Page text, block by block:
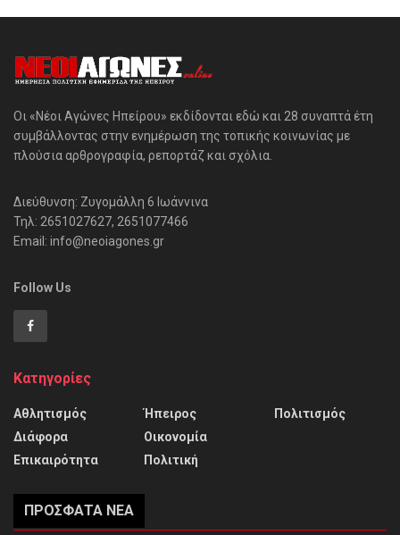
Οι «Νέοι Αγώνες Ηπείρου» εκδίδονται εδώ και 28 συναπτά έτη
συμβάλλοντας στην ενημέρωση της τοπικής κοινωνίας με
πλούσια αρθρογραφία, ρεπορτάζ και σχόλια.
Διεύθυνση: Ζυγομάλλη 6 Ιωάννινα
Τηλ: 2651027627, 2651077466
Email: info@neoiagones.gr
Follow Us
Κατηγορίες
Αθλητισμός
Διάφορα
Επικαιρότητα
Ήπειρος
Οικονομία
Πολιτική
Πολιτισμός
ΠΡΌΣΦΑΤΑ ΝΈΑ